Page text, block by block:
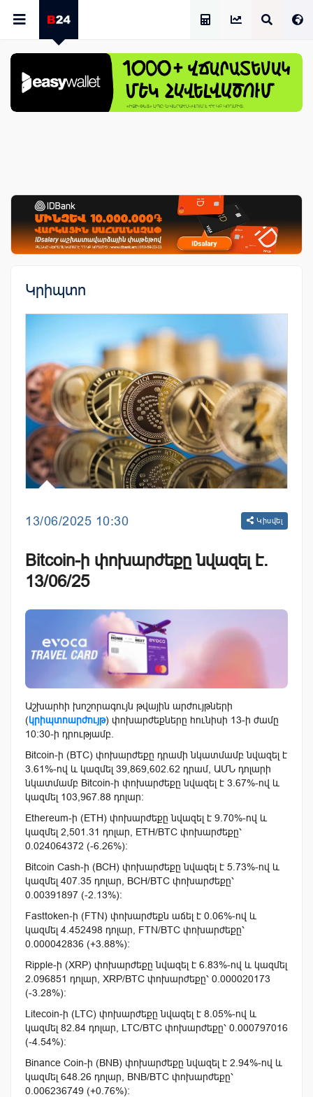
Կրիպտո
13/06/2025 10:30 Կիսվել
Bitcoin-ի փոխարժեքը նվազել է.
13/06/25
Աշխարհի խոշորագույն թվային արժույթների
(կրիպտոարժույթ) փոխարժեքները հունիսի 13-ի ժամը
10:30-ի դրությամբ.
Bitcoin-ի (BTC) փոխարժեքը դրամի նկատմամբ նվազել է
3.61%-ով և կազմել 39,869,602.62 դրամ, ԱՄՆ դոլարի
նկատմամբ Bitcoin-ի փոխարժեքը նվազել է 3.67%-ով և
կազմել 103,967.88 դոլար:
Ethereum-ի (ETH) փոխարժեքը նվազել է 9.70%-ով և
կազմել 2,501.31 դոլար, ETH/BTC փոխարժեքը՝
0.024064372 (-6.26%):
Bitcoin Cash-ի (BCH) փոխարժեքը նվազել է 5.73%-ով և
կազմել 407.35 դոլար, BCH/BTC փոխարժեքը՝
0.00391897 (-2.13%):
Fasttoken-ի (FTN) փոխարժեքն աճել է 0.06%-ով և
կազմել 4.452498 դոլար, FTN/BTC փոխարժեքը՝
0.000042836 (+3.88%):
Ripple-ի (XRP) փոխարժեքը նվազել է 6.83%-ով և կազմել
2.096851 դոլար, XRP/BTC փոխարժեքը՝ 0.000020173
(-3.28%):
Litecoin-ի (LTC) փոխարժեքը նվազել է 8.05%-ով և
կազմել 82.84 դոլար, LTC/BTC փոխարժեքը՝ 0.000797016
(-4.54%):
Binance Coin-ի (BNB) փոխարժեքը նվազել է 2.94%-ով և
կազմել 648.26 դոլար, BNB/BTC փոխարժեքը՝
0.006236749 (+0.76%):